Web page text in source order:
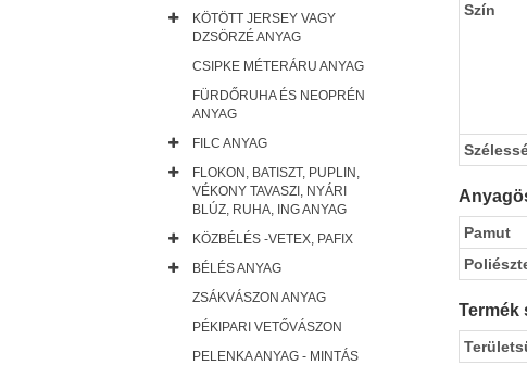
Szín
Pamut
Termék
KÖTÖTT JERSEY VAGY
DZSÖRZÉ ANYAG
CSIPKE MÉTERÁRU ANYAG
FÜRDŐRUHA ÉS NEOPRÉN
ANYAG
FILC ANYAG
FLOKON, BATISZT, PUPLIN,
VÉKONY TAVASZI, NYÁRI
BLÚZ, RUHA, ING ANYAG
KÖZBÉLÉS -VETEX, PAFIX
BÉLÉS ANYAG
ZSÁKVÁSZON ANYAG
PÉKIPARI VETŐVÁSZON
PELENKA ANYAG - MINTÁS